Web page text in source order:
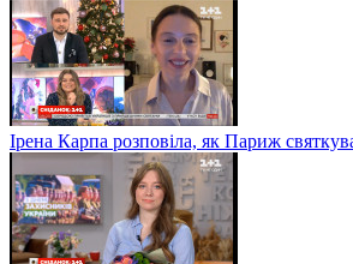
Ірена Карпа розповіла, як Париж